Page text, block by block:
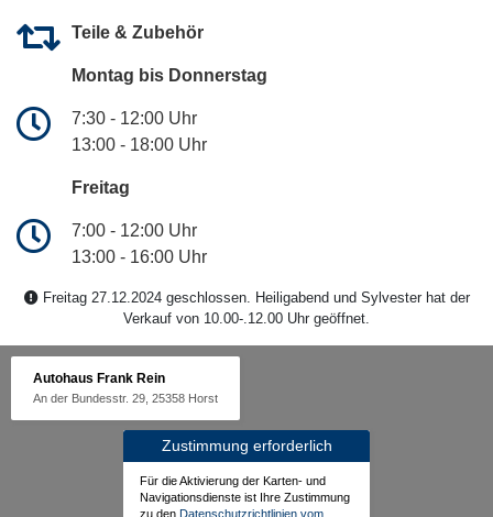
Teile & Zubehör
Montag bis Donnerstag
7:30 - 12:00 Uhr
13:00 - 18:00 Uhr
Freitag
7:00 - 12:00 Uhr
13:00 - 16:00 Uhr
Freitag 27.12.2024 geschlossen. Heiligabend und Sylvester hat der
Verkauf von 10.00-.12.00 Uhr geöffnet.
Autohaus Frank Rein
An der Bundesstr. 29, 25358 Horst
Zustimmung erforderlich
Für die Aktivierung der Karten- und
Navigationsdienste ist Ihre Zustimmung
zu den Datenschutzrichtlinien vom